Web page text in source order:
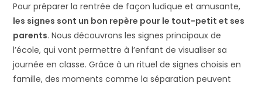
Pour préparer la rentrée de façon ludique et amusante,
les signes sont un bon repère pour le tout-petit et ses
parents. Nous découvrons les signes principaux de
l’école, qui vont permettre à l’enfant de visualiser sa
journée en classe. Grâce à un rituel de signes choisis en
famille, des moments comme la séparation peuvent